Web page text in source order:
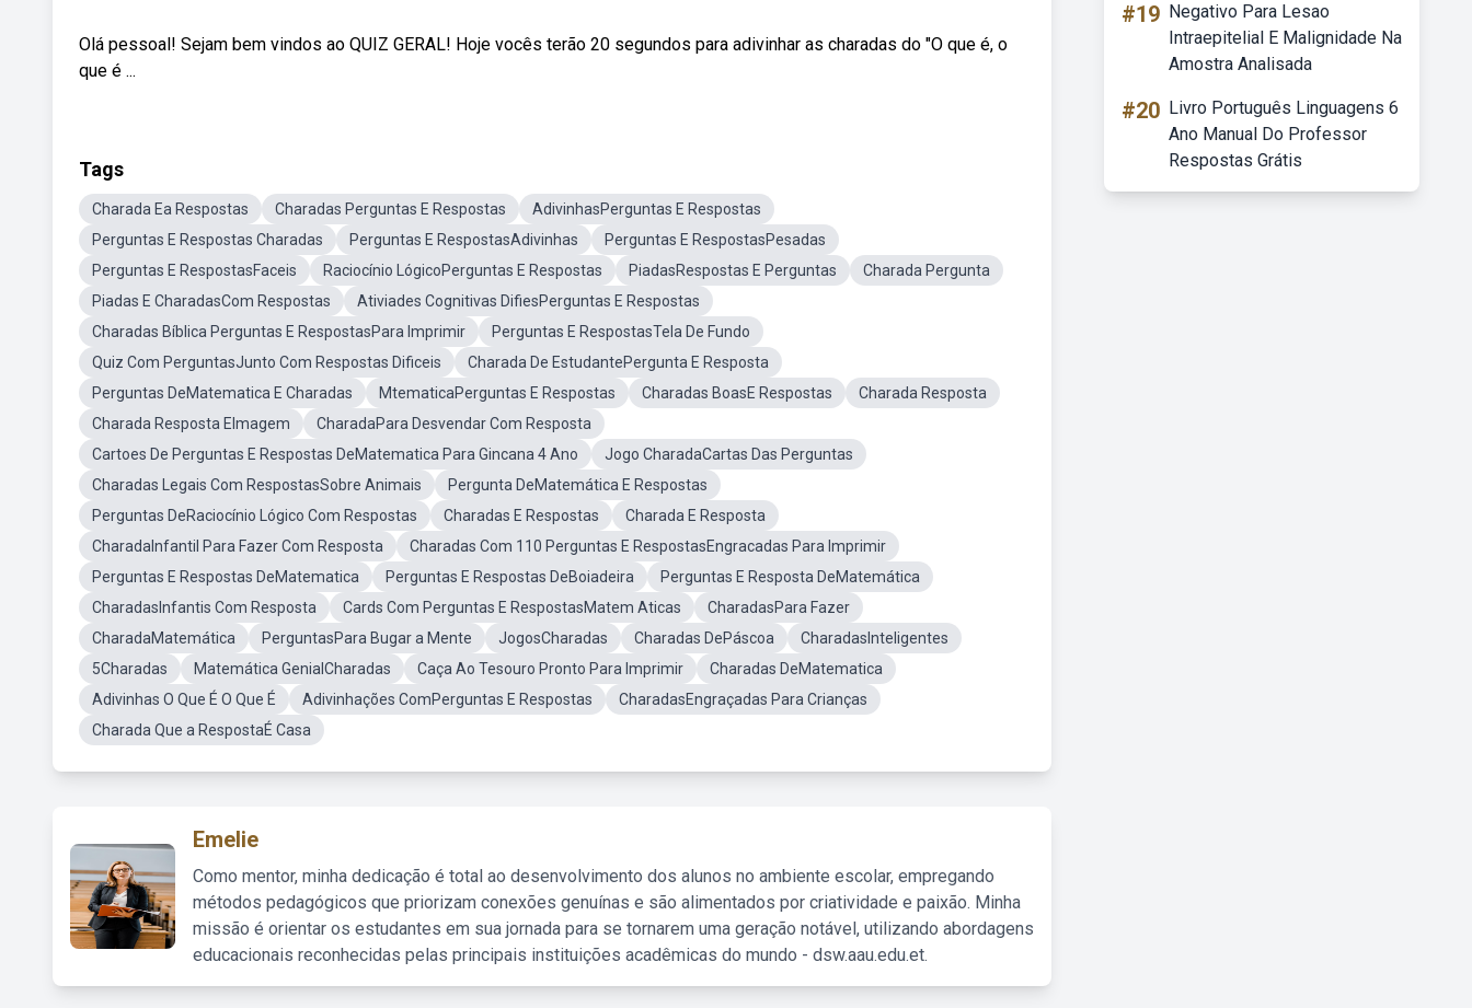
Olá pessoal! Sejam bem vindos ao QUIZ GERAL! Hoje vocês terão 20 segundos para adivinhar as charadas do "O que é, o
que é ...
Tags
Charada Ea Respostas Charadas Perguntas E Respostas
AdivinhasPerguntas E Respostas
Perguntas E Respostas Charadas
Perguntas E RespostasAdivinhas
Perguntas E RespostasPesadas
Perguntas E RespostasFaceis
Raciocínio LógicoPerguntas E Respostas PiadasRespostas E Perguntas
Charada Pergunta
Piadas E CharadasCom Respostas
Ativiades Cognitivas DifiesPerguntas E Respostas
Charadas Bíblica Perguntas E RespostasPara Imprimir
Perguntas E RespostasTela De Fundo
Quiz Com PerguntasJunto Com Respostas Dificeis
Charada De EstudantePergunta E Resposta
Perguntas DeMatematica E Charadas
MtematicaPerguntas E Respostas Charadas BoasE Respostas
Charada Resposta
Charada Resposta EImagem
CharadaPara Desvendar Com Resposta
Cartoes De Perguntas E Respostas DeMatematica Para Gincana 4 Ano
Jogo CharadaCartas Das Perguntas
Charadas Legais Com RespostasSobre Animais
Pergunta DeMatemática E Respostas
Perguntas DeRaciocínio Lógico Com Respostas
Charadas E Respostas
Charada E Resposta
CharadaInfantil Para Fazer Com Resposta
Charadas Com 110 Perguntas E RespostasEngracadas Para Imprimir
Perguntas E Respostas DeMatematica
Perguntas E Respostas DeBoiadeira
Perguntas E Resposta DeMatemática
CharadasInfantis Com Resposta
Cards Com Perguntas E RespostasMatem Aticas
CharadasPara Fazer
CharadaMatemática
PerguntasPara Bugar a Mente JogosCharadas Charadas DePáscoa
CharadasInteligentes
5Charadas
Matemática GenialCharadas Caça Ao Tesouro Pronto Para Imprimir
Charadas DeMatematica
Adivinhas O Que É O Que É
Adivinhações ComPerguntas E Respostas
CharadasEngraçadas Para Crianças
Charada Que a RespostaÉ Casa
Emelie
Como mentor, minha dedicação é total ao desenvolvimento dos alunos no ambiente escolar, empregando
métodos pedagógicos que priorizam conexões genuínas e são alimentados por criatividade e paixão. Minha
missão é orientar os estudantes em sua jornada para se tornarem uma geração notável, utilizando abordagens
educacionais reconhecidas pelas principais instituições acadêmicas do mundo - dsw.aau.edu.et.
#19 Negativo Para Lesao
Intraepitelial E Malignidade Na
Amostra Analisada
#20 Livro Português Linguagens 6
Ano Manual Do Professor
Respostas Grátis